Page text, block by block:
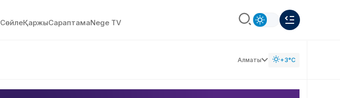
СөйлeҚаржыСараптамаNege TV
Алматы +3°C